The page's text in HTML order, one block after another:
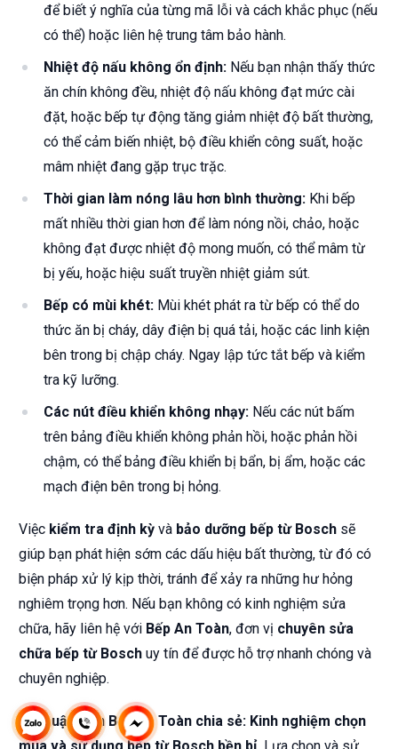
để biết ý nghĩa của từng mã lỗi và cách khắc phục (nếu
có thể) hoặc liên hệ trung tâm bảo hành.
Nhiệt độ nấu không ổn định: Nếu bạn nhận thấy thức
ăn chín không đều, nhiệt độ nấu không đạt mức cài
đặt, hoặc bếp tự động tăng giảm nhiệt độ bất thường,
có thể cảm biến nhiệt, bộ điều khiển công suất, hoặc
mâm nhiệt đang gặp trục trặc.
Thời gian làm nóng lâu hơn bình thường: Khi bếp
mất nhiều thời gian hơn để làm nóng nồi, chảo, hoặc
không đạt được nhiệt độ mong muốn, có thể mâm từ
bị yếu, hoặc hiệu suất truyền nhiệt giảm sút.
Bếp có mùi khét: Mùi khét phát ra từ bếp có thể do
thức ăn bị cháy, dây điện bị quá tải, hoặc các linh kiện
bên trong bị chập cháy. Ngay lập tức tắt bếp và kiểm
tra kỹ lưỡng.
Các nút điều khiển không nhạy: Nếu các nút bấm
trên bảng điều khiển không phản hồi, hoặc phản hồi
chậm, có thể bảng điều khiển bị bẩn, bị ẩm, hoặc các
mạch điện bên trong bị hỏng.
Việc kiểm tra định kỳ và bảo dưỡng bếp từ Bosch sẽ
giúp bạn phát hiện sớm các dấu hiệu bất thường, từ đó có
biện pháp xử lý kịp thời, tránh để xảy ra những hư hỏng
nghiêm trọng hơn. Nếu bạn không có kinh nghiệm sửa
chữa, hãy liên hệ với Bếp An Toàn, đơn vị chuyên sửa
chữa bếp từ Bosch uy tín để được hỗ trợ nhanh chóng và
chuyên nghiệp.
Kỹ thuật viên Bếp An Toàn chia sẻ: Kinh nghiệm chọn
mua và sử dụng bếp từ Bosch bền bỉ. Lựa chọn và sử